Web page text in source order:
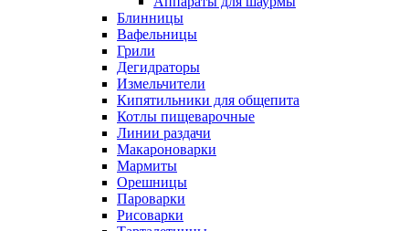
Блинницы
Вафельницы
Грили
Дегидраторы
Измельчители
Кипятильники для общепита
Котлы пищеварочные
Линии раздачи
Макароноварки
Мармиты
Орешницы
Пароварки
Рисоварки